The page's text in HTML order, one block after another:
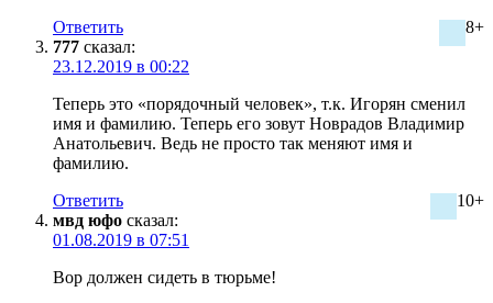
8+
Ответить
777 сказал:
23.12.2019 в 00:22
Теперь это «порядочный человек», т.к. Игорян сменил
имя и фамилию. Теперь его зовут Новрадов Владимир
Анатольевич. Ведь не просто так меняют имя и
фамилию.
10+
Ответить
мвд юфо сказал:
01.08.2019 в 07:51
Вор должен сидеть в тюрьме!